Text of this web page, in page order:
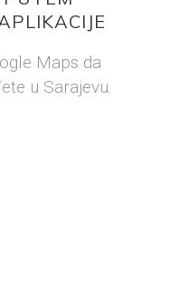
Maps da
u Sarajevu.